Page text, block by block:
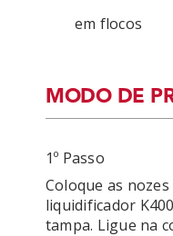
em flocos
MODO DE
1º Passo
Coloque as
liquidificador
tampa. Ligue na